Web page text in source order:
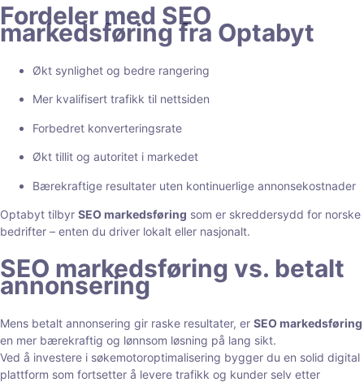
Fordeler med SEO
markedsføring fra Optabyt
Økt synlighet og bedre rangering
Mer kvalifisert trafikk til nettsiden
Forbedret konverteringsrate
Økt tillit og autoritet i markedet
Bærekraftige resultater uten kontinuerlige annonsekostnader
Optabyt tilbyr SEO markedsføring som er skreddersydd for norske
bedrifter – enten du driver lokalt eller nasjonalt.
SEO markedsføring vs. betalt
annonsering
Mens betalt annonsering gir raske resultater, er SEO markedsføring
en mer bærekraftig og lønnsom løsning på lang sikt.
Ved å investere i søkemotoroptimalisering bygger du en solid digital
plattform som fortsetter å levere trafikk og kunder selv etter